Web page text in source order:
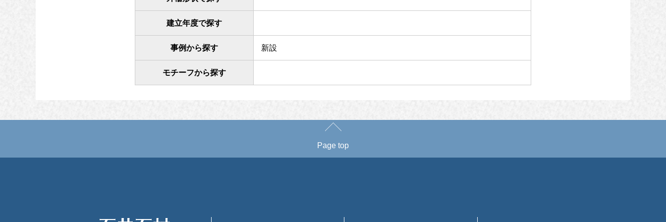
建立年度で探す
事例から探す 新設
モチーフから探す
Page top